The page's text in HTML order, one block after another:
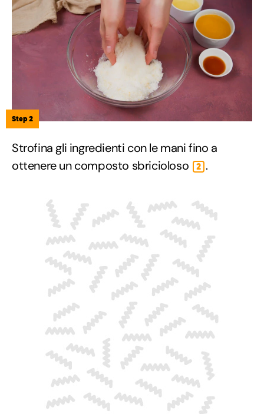
Step 2
Strofina gli ingredienti con le mani fino a
ottenere un composto sbricioloso
2 .